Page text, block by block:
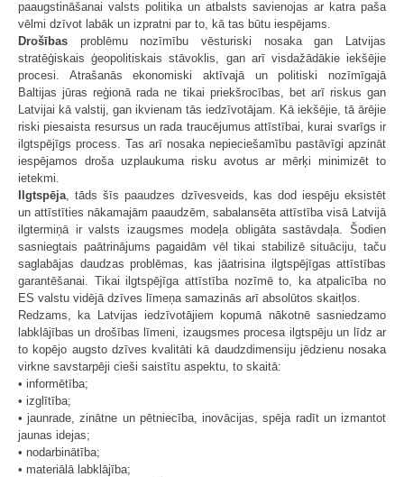
paaugstināšanai valsts politika un atbalsts savienojas ar katra paša
vēlmi dzīvot labāk un izpratni par to, kā tas būtu iespējams.
Drošības problēmu nozīmību vēsturiski nosaka gan Latvijas
stratēģiskais ģeopolitiskais stāvoklis, gan arī visdažādākie iekšējie
procesi. Atrašanās ekonomiski aktīvajā un politiski nozīmīgajā
Baltijas jūras reģionā rada ne tikai priekšrocības, bet arī riskus gan
Latvijai kā valstij, gan ikvienam tās iedzīvotājam. Kā iekšējie, tā ārējie
riski piesaista resursus un rada traucējumus attīstībai, kurai svarīgs ir
ilgtspējīgs process. Tas arī nosaka nepieciešamību pastāvīgi apzināt
iespējamos droša uzplaukuma risku avotus ar mērķi minimizēt to
ietekmi.
Ilgtspēja, tāds šīs paaudzes dzīvesveids, kas dod iespēju eksistēt
un attīstīties nākamajām paaudzēm, sabalansēta attīstība visā Latvijā
ilgtermiņā ir valsts izaugsmes modeļa obligāta sastāvdaļa. Šodien
sasniegtais paātrinājums pagaidām vēl tikai stabilizē situāciju, taču
saglabājas daudzas problēmas, kas jāatrisina ilgtspējīgas attīstības
garantēšanai. Tikai ilgtspējīga attīstība nozīmē to, ka atpalicība no
ES valstu vidējā dzīves līmeņa samazinās arī absolūtos skaitļos.
Redzams, ka Latvijas iedzīvotājiem kopumā nākotnē sasniedzamo
labklājības un drošības līmeni, izaugsmes procesa ilgtspēju un līdz ar
to kopējo augsto dzīves kvalitāti kā daudzdimensiju jēdzienu nosaka
virkne savstarpēji cieši saistītu aspektu, to skaitā:
• informētība;
• izglītība;
• jaunrade, zinātne un pētniecība, inovācijas, spēja radīt un izmantot
jaunas idejas;
• nodarbinātība;
• materiālā labklājība;